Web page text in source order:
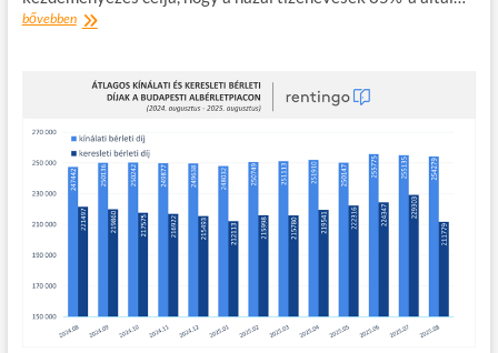
bővebbenNEM
iskolai
hosszútávú
hatása
–
turnéra